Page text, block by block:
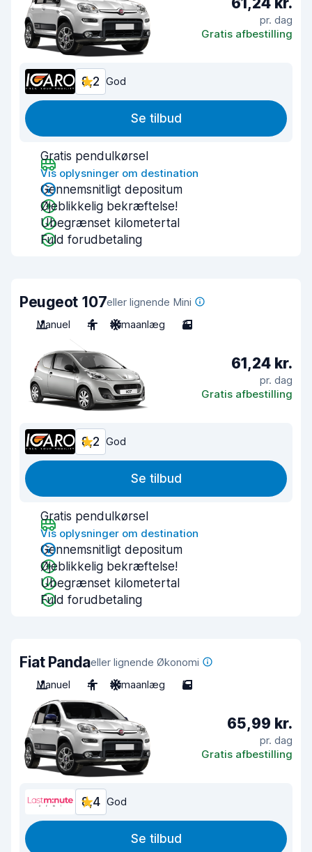
pr. dag
Gratis afbestilling
8,2 God
Se tilbud
Gratis pendulkørsel
Vis oplysninger om destination
Gennemsnitligt depositum
Øjeblikkelig bekræftelse!
Ubegrænset kilometertal
Fuld forudbetaling
Peugeot 107eller lignende Mini
Manuel
4 Klimaanlæg 3
61,24 kr.
pr. dag
Gratis afbestilling
8,2 God
Se tilbud
Gratis pendulkørsel
Vis oplysninger om destination
Gennemsnitligt depositum
Øjeblikkelig bekræftelse!
Ubegrænset kilometertal
Fuld forudbetaling
Fiat Pandaeller lignende Økonomi
Manuel
4 Klimaanlæg 5
65,99 kr.
pr. dag
Gratis afbestilling
8,4 God
Se tilbud